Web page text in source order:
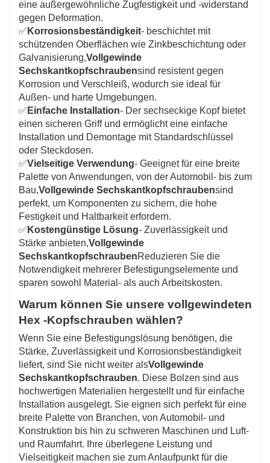
eine außergewöhnliche Zugfestigkeit und -widerstand
gegen Deformation.
✅ Korrosionsbeständigkeit- beschichtet mit
schützenden Oberflächen wie Zinkbeschichtung oder
Galvanisierung,Vollgewinde
Sechskantkopfschraubensind resistent gegen
Korrosion und Verschleiß, wodurch sie ideal für
Außen- und harte Umgebungen.
✅ Einfache Installation- Der sechseckige Kopf bietet
einen sicheren Griff und ermöglicht eine einfache
Installation und Demontage mit Standardschlüssel
oder Steckdosen.
✅Vielseitige Verwendung- Geeignet für eine breite
Palette von Anwendungen, von der Automobil- bis zum
Bau,Vollgewinde Sechskantkopfschraubensind
perfekt, um Komponenten zu sichern, die hohe
Festigkeit und Haltbarkeit erfordern.
✅ Kostengünstige Lösung- Zuverlässigkeit und
Stärke anbieten,Vollgewinde
SechskantkopfschraubenReduzieren Sie die
Notwendigkeit mehrerer Befestigungselemente und
sparen sowohl Material- als auch Arbeitskosten.
Warum können Sie unsere vollgewindeten
Hex -Kopfschrauben wählen?
Wenn Sie eine Befestigungslösung benötigen, die
Stärke, Zuverlässigkeit und Korrosionsbeständigkeit
liefert, sind Sie nicht weiter alsVollgewinde
Sechskantkopfschrauben. Diese Bolzen sind aus
hochwertigen Materialien hergestellt und für einfache
Installation ausgelegt. Sie eignen sich perfekt für eine
breite Palette von Branchen, von Automobil- und
Konstruktion bis hin zu schweren Maschinen und Luft-
und Raumfahrt. Ihre überlegene Leistung und
Vielseitigkeit machen sie zum Anlaufpunkt für die